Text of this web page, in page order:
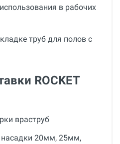
в рабочих
труб для полов с
ROCKET
враструб
насадки 20мм, 25мм,